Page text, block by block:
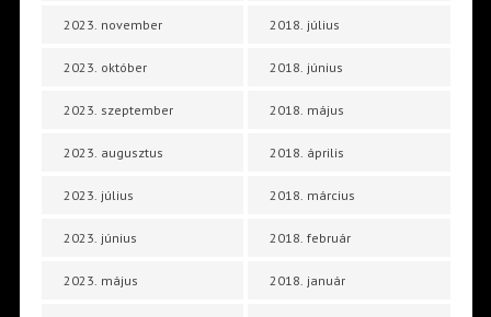
2023. november
2023. október
2023. szeptember
2023. augusztus
2023. július
2023. június
2023. május
2018. július
2018. június
2018. május
2018. április
2018. március
2018. február
2018. január